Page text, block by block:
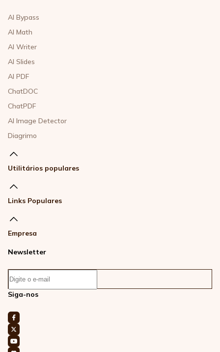
AI Bypass
AI Math
AI Writer
AI Slides
AI PDF
ChatDOC
ChatPDF
AI Image Detector
Diagrimo
Utilitários populares
Links Populares
Empresa
Newsletter
Siga-nos